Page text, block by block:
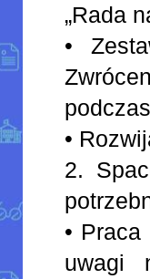
„Rada
•
•
2.
• Praca
uwagi